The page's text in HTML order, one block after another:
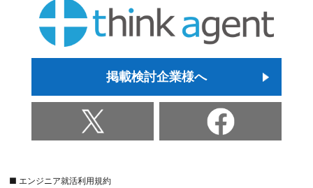
掲載検討企業様へ
■ エンジニア就活利用規約